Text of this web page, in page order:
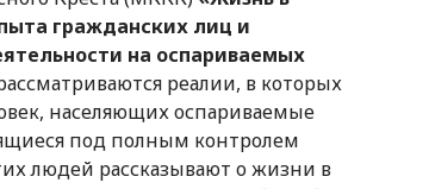
гражданских лиц и
на оспариваемых
реалии, в которых
населяющих оспариваемые
под полным контролем
людей рассказывают о жизни в